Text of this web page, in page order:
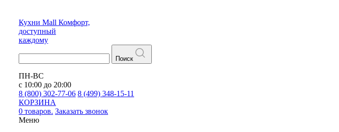
Кухни Mall Комфорт,
доступный
каждому
Поиск
ПН-ВС
с 10:00 до 20:00
8 (800) 302-77-06 8 (499) 348-15-11
КОРЗИНА
0 товаров. Заказать звонок
Меню